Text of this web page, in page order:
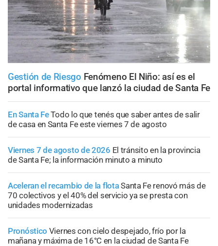
Gestión de Riesgo Fenómeno El Niño: así es el
portal informativo que lanzó la ciudad de Santa Fe
En Santa FeTodo lo que tenés que saber antes de salir
de casa en Santa Fe este viernes 7 de agosto
Viernes 7 de agosto de 2026 El tránsito en la provincia
de Santa Fe; la información minuto a minuto
Aceleran el recambio de la flotaSanta Fe renovó más de
70 colectivos y el 40% del servicio ya se presta con
unidades modernizadas
Pronóstico Viernes con cielo despejado, frío por la
mañana y máxima de 16°C en la ciudad de Santa Fe